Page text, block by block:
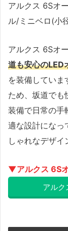
アルクス 6Sオ
ル/ミニベロ(小
アルクス 6Sオ
道も安心のLED
を装備していま
ため、坂道でも
装備で日常の手
適な設計になっ
しゃれなデザイ
▼アルクス 6S
アルク